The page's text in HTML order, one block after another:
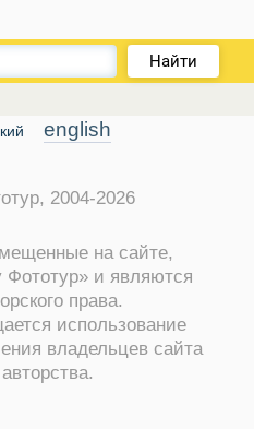
Найти
english
2004-2026
на сайте,
Фототур» и являются
права.
использование
владельцев сайта